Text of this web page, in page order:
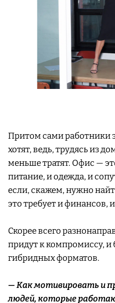
Притом сами работники
хотят, ведь, трудясь из
меньше тратят. Офис —
питание, и одежда, и
если, скажем, нужно
это требует и финансов,
Скорее всего
придут к компромиссу, и
гибридных форматов.
— Как мотивировать и
людей, которые